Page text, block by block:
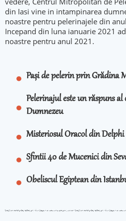
din Iasi vine in intampinarea
noastre pentru pelerinajele din
Incepand din luna ianuarie 2021
noastre pentru anul 2021.
Pași de pelerin prin Grădina
Pelerinajul este un răspuns
Dumnezeu
Misteriosul Oracol din Delphi
Sfintii 40 de Mucenici din
Obeliscul Egiptean din